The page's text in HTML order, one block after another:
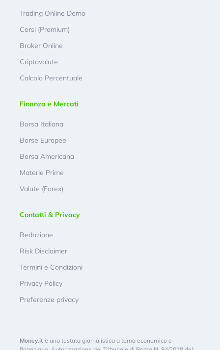
Trading Online Demo
Corsi (Premium)
Broker Online
Criptovalute
Calcolo Percentuale
Finanza e Mercati
Borsa Italiana
Borse Europee
Borsa Americana
Materie Prime
Valute (Forex)
Contatti & Privacy
Redazione
Risk Disclaimer
Termini e Condizioni
Privacy Policy
Preferenze privacy
Money.it è una testata giornalistica a tema economico e